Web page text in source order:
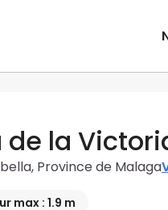
de la
Province de Malaga
max : 1.9 m